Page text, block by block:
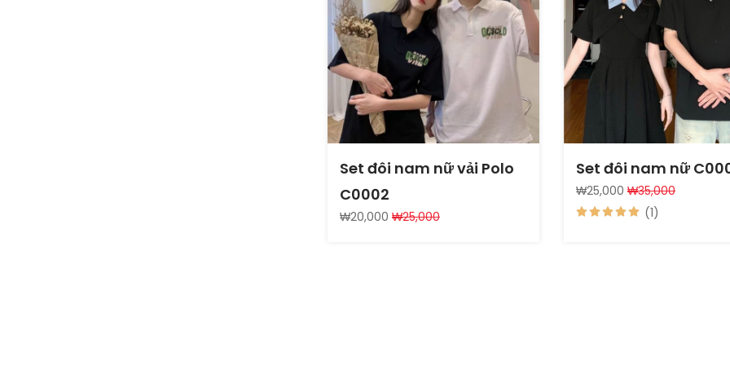
Set đôi nam nữ vải Polo
C0002
₩20,000 ₩25,000
Set đôi nam nữ
₩25,000 ₩35,000
(1)